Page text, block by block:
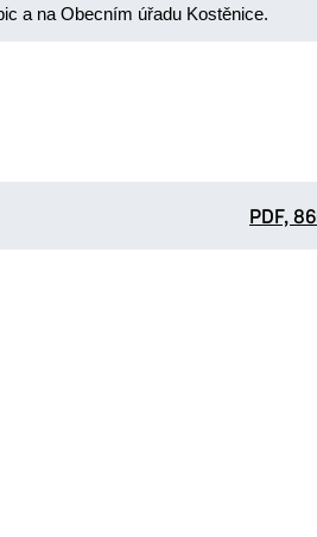
a na Obecním úřadu Kostěnice.
PDF,